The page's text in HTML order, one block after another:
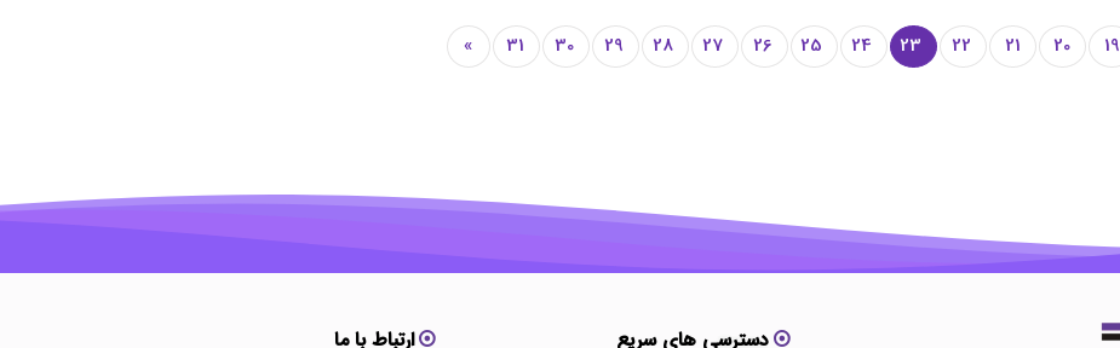
19
20
21
22
23
24
25
26
27
28
29
30
31
»
دسترسی های سریع ارتباط با ما